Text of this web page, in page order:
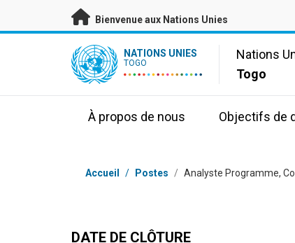
Passer au contenu principal
Bienvenue aux Nations Unies
UN Logo NATIONS UNIES
TOGO
Nations
Togo
À propos de nous Objectifs de
Fil d'Ariane
Accueil / Postes / Analyste Programme,
DATE DE CLÔTURE